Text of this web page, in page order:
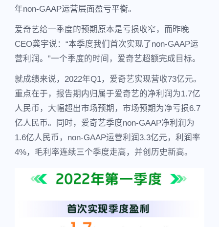
年non-GAAP运营层面盈亏平衡。
爱奇艺给一季度的预期原本是亏损收窄，而昨晚
CEO龚宇说：“本季度我们首次实现了non-GAAP运
营利润。”一个季度的时间，爱奇艺超额完成目标。
就成绩来说，2022年Q1，爱奇艺实现营收73亿元。
重点在于，报告期内归属于爱奇艺的净利润为1.7亿
人民币，大幅超出市场预期，市场预期为净亏损6.7
亿人民币。同时，爱奇艺季度non-GAAP净利润为
1.6亿人民币，non-GAAP运营利润3.3亿元，利润率
4%，毛利率连续三个季度走高，并创历史新高。